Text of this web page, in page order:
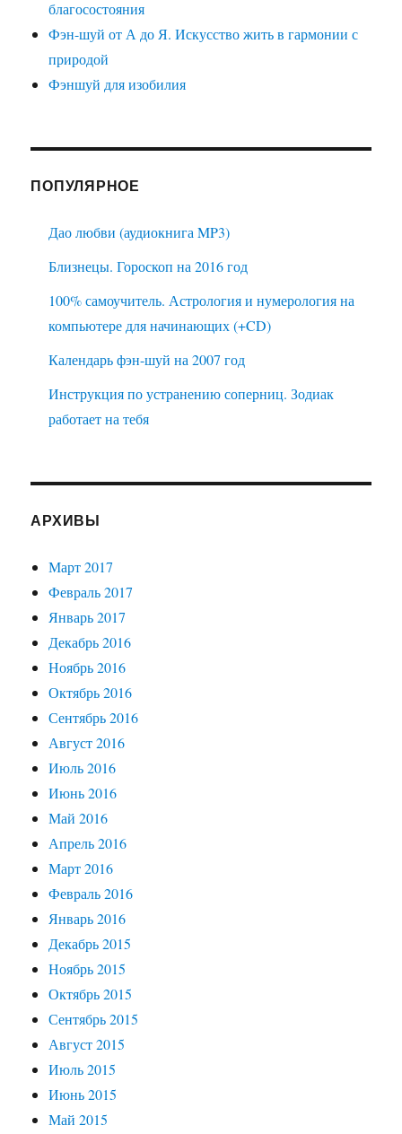
благосостояния
Фэн-шуй от А до Я. Искусство жить в гармонии с
природой
Фэншуй для изобилия
ПОПУЛЯРНОЕ
Дао любви (аудиокнига MP3)
Близнецы. Гороскоп на 2016 год
100% самоучитель. Астрология и нумерология на
компьютере для начинающих (+CD)
Календарь фэн-шуй на 2007 год
Инструкция по устранению соперниц. Зодиак
работает на тебя
АРХИВЫ
Март 2017
Февраль 2017
Январь 2017
Декабрь 2016
Ноябрь 2016
Октябрь 2016
Сентябрь 2016
Август 2016
Июль 2016
Июнь 2016
Май 2016
Апрель 2016
Март 2016
Февраль 2016
Январь 2016
Декабрь 2015
Ноябрь 2015
Октябрь 2015
Сентябрь 2015
Август 2015
Июль 2015
Июнь 2015
Май 2015